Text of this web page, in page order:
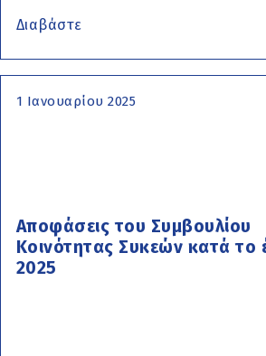
Διαβάστε
1 Ιανουαρίου 2025
Αποφάσεις του Συμβουλίου
Κοινότητας Συκεών κατά το
2025